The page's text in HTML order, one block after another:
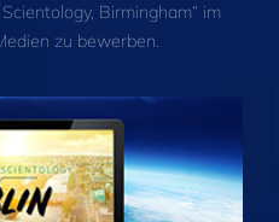
Birmingham“ im
zu bewerben.